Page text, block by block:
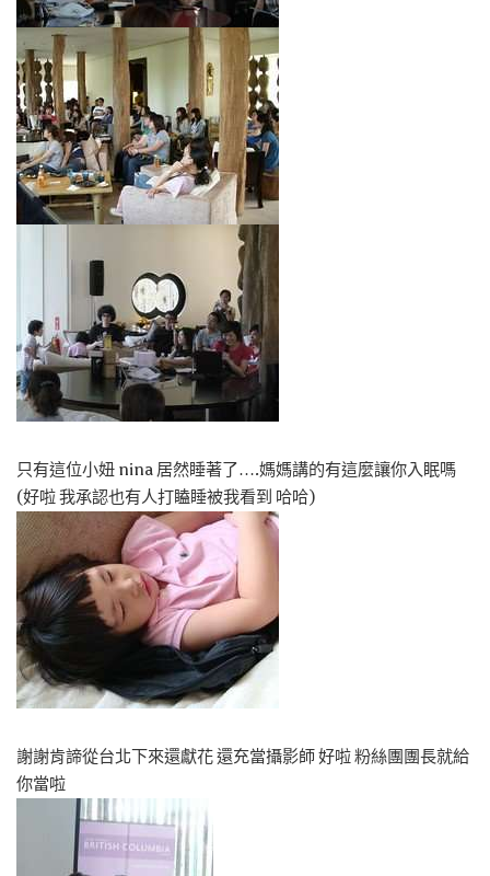
只有這位小妞 nina 居然睡著了….媽媽講的有這麼讓你入眠嗎
(好啦 我承認也有人打瞌睡被我看到 哈哈)
謝謝肯諦從台北下來還獻花 還充當攝影師 好啦 粉絲團團長就給
你當啦